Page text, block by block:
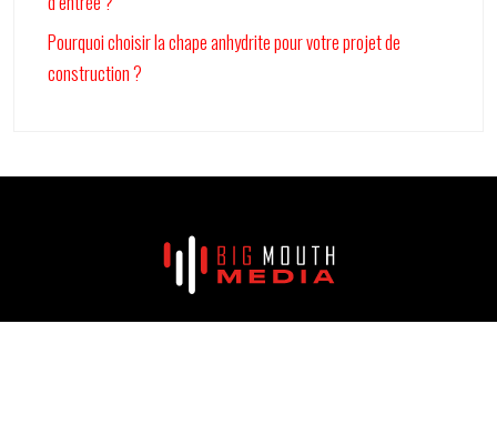
Pourquoi choisir la chape anhydrite pour votre projet de
construction ?